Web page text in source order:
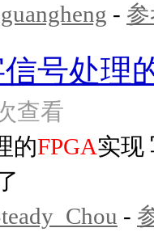
-
号处理
查看
的FPGA实现
-